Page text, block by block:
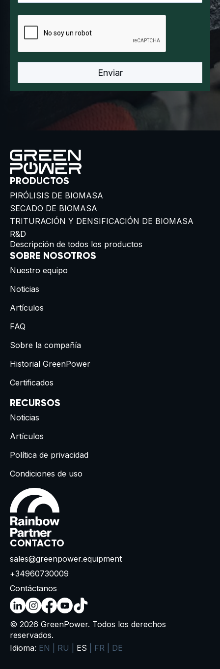
PRODUCTOS
PIRÓLISIS DE BIOMASA
SECADO DE BIOMASA
TRITURACIÓN Y DENSIFICACIÓN DE BIOMASA
R&D
Descripción de todos los productos
SOBRE NOSOTROS
Nuestro equipo
Noticias
Artículos
FAQ
Sobre la compañía
Historial GreenPower
Certificados
RECURSOS
Noticias
Artículos
Política de privacidad
Condiciones de uso
CONTACTO
sales@greenpower.equipment
+34960730009
Contáctanos
© 2026 GreenPower. Todos los derechos
reservados.
Idioma: EN RU ES FR DE